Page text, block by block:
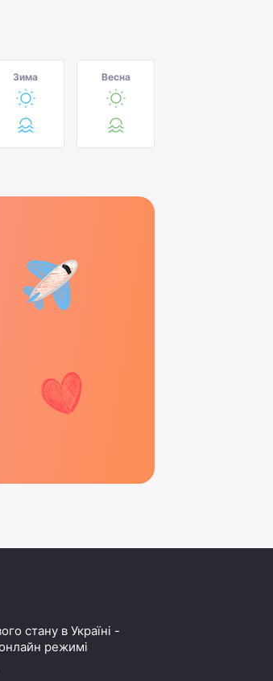
Зима Весна
стану в Україні -
режимі